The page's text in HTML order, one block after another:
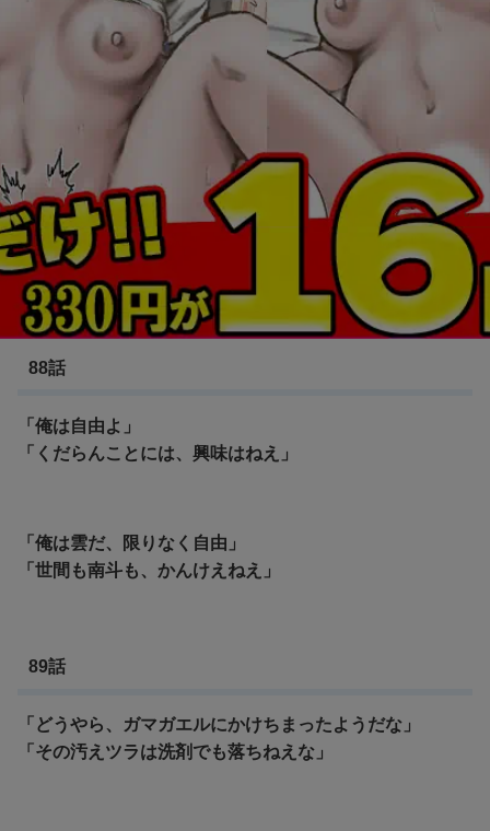
北斗の拳 第４部 最終章
88話
「俺は自由よ」
「くだらんことには、興味はねえ」
「俺は雲だ、限りなく自由」
「世間も南斗も、かんけえねえ」
89話
「どうやら、ガマガエルにかけちまったようだな」
「その汚えツラは洗剤でも落ちねえな」